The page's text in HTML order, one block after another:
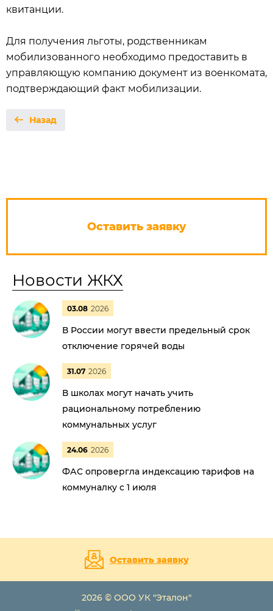
квитанции.
Для получения льготы, родственникам
мобилизованного необходимо предоставить в
управляющую компанию документ из военкомата,
подтверждающий факт мобилизации.
Назад
Оставить заявку
Новости ЖКХ
03.08 2026
В России могут ввести предельный срок
отключение горячей воды
31.07 2026
В школах могут начать учить
рациональному потреблению
коммунальных услуг
24.06 2026
ФАС опровергла индексацию тарифов на
коммуналку с 1 июля
Оставить заявку
2026 © ООО УК "Эталон"